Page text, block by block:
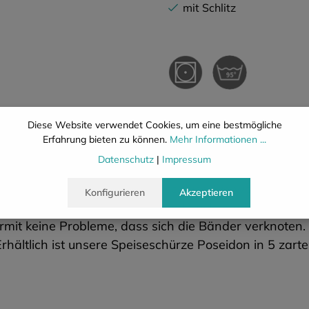
mit Schlitz
Beschreibung Eigenschaften
mit Schlitzverschluss. Sie werden
ein Abreißen wie von Druckknöpfen oder
keine Probleme, dass sich die Bänder
ist unsere Speiseschürze Poseidon in 5
Diese Website verwendet Cookies, um eine bestmögliche
Erfahrung bieten zu können. Mehr Informationen ...
Datenschutz | Impressum
Konfigurieren Akzeptieren